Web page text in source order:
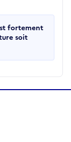
fortement
soit